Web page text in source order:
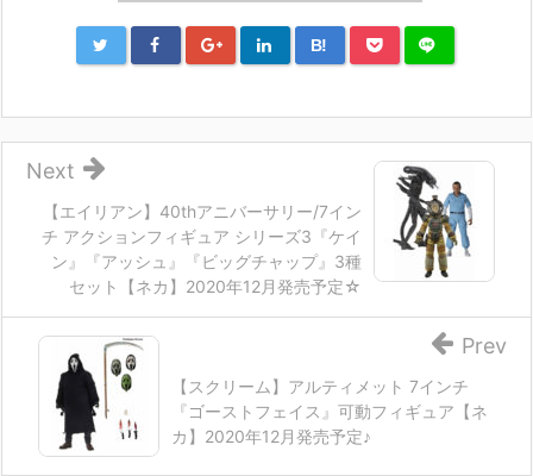
B!
【エイリアン】40thアニバーサリー/7イン
チ アクションフィギュア シリーズ3『ケイ
ン』『アッシュ』『ビッグチャップ』3種
セット【ネカ】2020年12月発売予定☆
Next
【スクリーム】アルティメット 7インチ
『ゴーストフェイス』可動フィギュア【ネ
カ】2020年12月発売予定♪
Prev